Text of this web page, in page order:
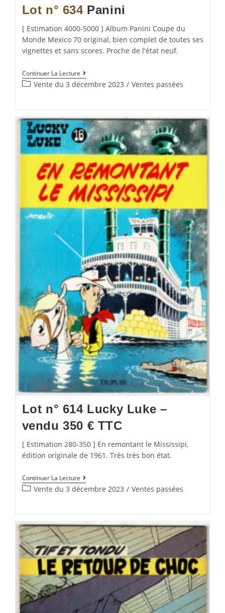
Lot n° 634Panini
[ Estimation 4000-5000 ] Album Panini Coupe du
Monde Mexico 70 original, bien complet de toutes ses
vignettes et sans scores. Proche de l'état neuf.
Continuer La Lecture
Vente du 3 décembre 2023 / Ventes passées
Lot n° 614 Lucky Luke –
vendu 350 € TTC
[ Estimation 280-350 ] En remontant le Mississipi,
édition originale de 1961. Très très bon état.
Continuer La Lecture
Vente du 3 décembre 2023 / Ventes passées